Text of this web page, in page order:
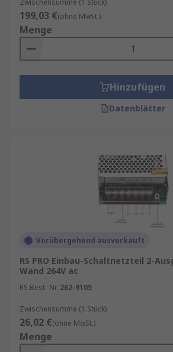
Zwischensumme (1 Stück)
199,03 €(ohne MwSt.)
Menge
Hinzufügen
Datenblätter
Vorübergehend ausverkauft
RS PRO Einbau-Schaltnetzteil 2-
Wand 264V ac
RS Best.-Nr. 262-9105
Zwischensumme (1 Stück)
26,02 €(ohne MwSt.)
Menge